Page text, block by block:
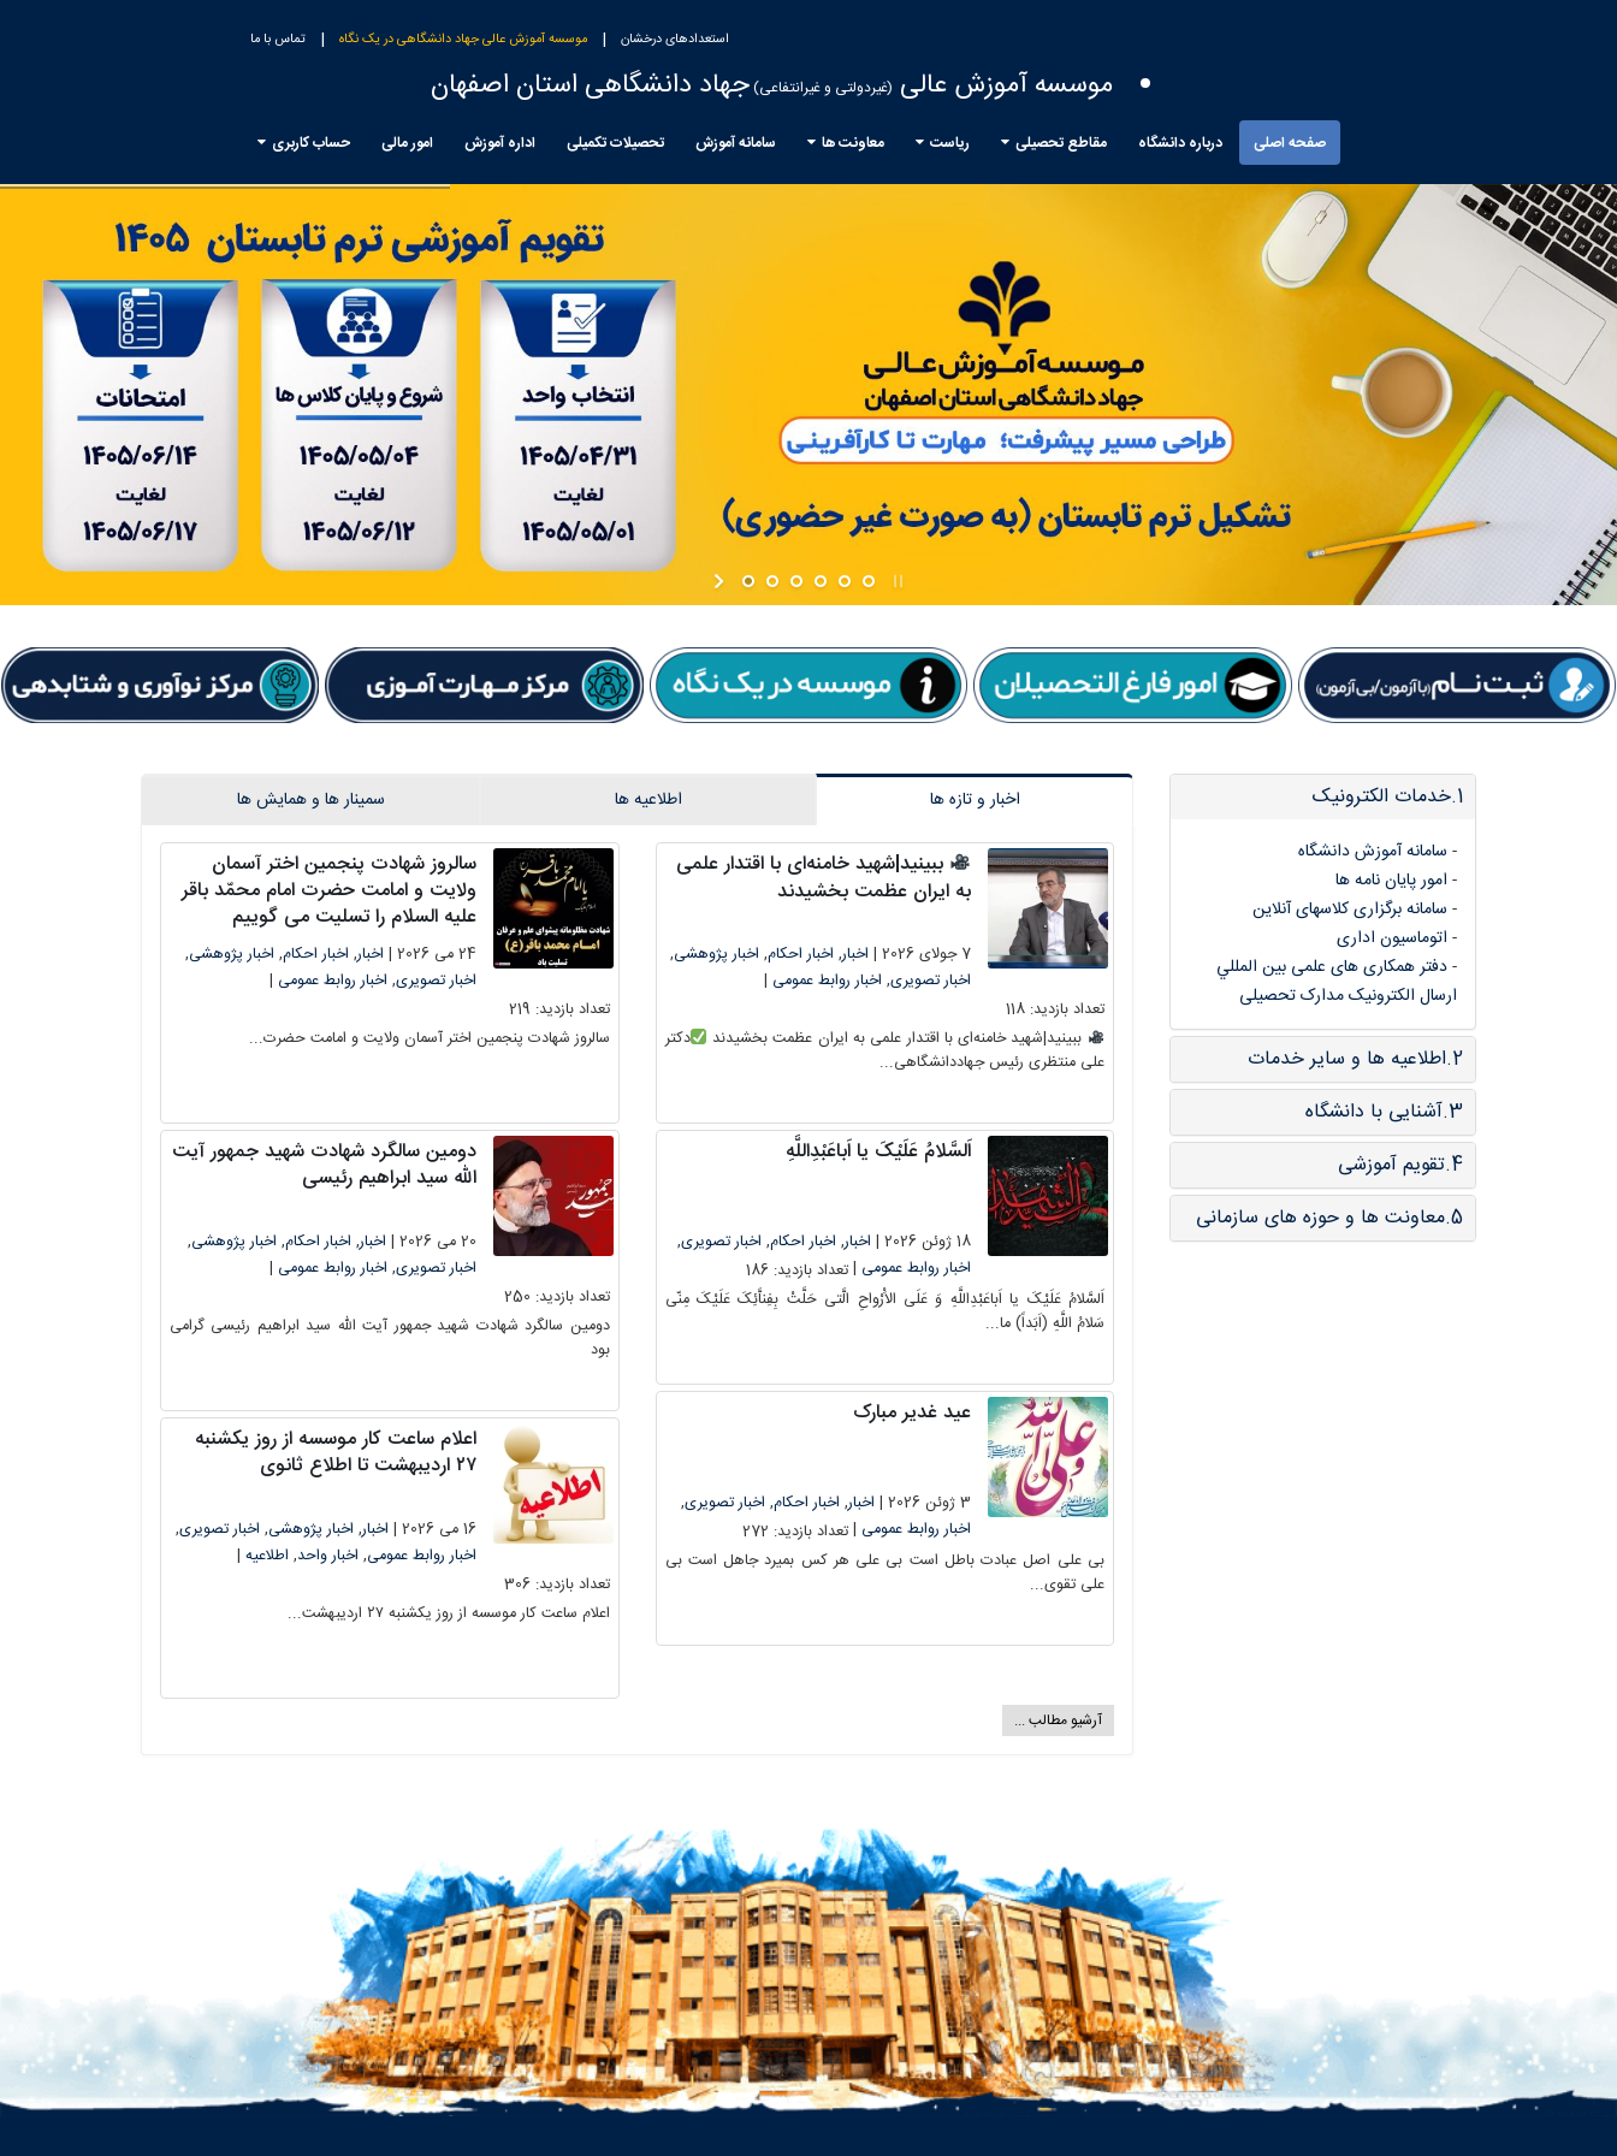
استعدادهای درخشان | موسسه آموزش عالی جهاد دانشگاهی در یک نگاه | تماس با ما
موسسه آموزش عالی (غیردولتی و غیرانتفاعی) جهاد دانشگاهی استان اصفهان
صفحه اصلی درباره دانشگاه مقاطع تحصیلی ریاست معاونت ها سامانه آموزش تحصیلات تکمیلی اداره آموزش امور مالی حساب کاربری
اخبار و تازه ها اطلاعیه ها سمینار ها و همایش ها
ببینید|شهید خامنه‌ای با اقتدار علمی
به ایران عظمت بخشیدند
7 جولای 2026 | اخبار, اخبار احکام, اخبار پژوهشی,
اخبار تصویری, اخبار روابط عمومی |
تعداد بازدید: 118
ببینید|شهید خامنه‌ای با اقتدار علمی به ایران عظمت بخشیدند
دکتر
علی منتظری رئیس جهاددانشگاهی...
اَلسَّلامُ عَلَیْکَ یا اَباعَبْدِاللَّهِ
18 ژوئن 2026 | اخبار, اخبار احکام, اخبار تصویری,
اخبار روابط عمومی |تعداد بازدید: 186
اَلسَّلامُ عَلَیْکَ یا اَباعَبْدِاللَّهِ وَ عَلَى الاَْرْواحِ الَّتى حَلَّتْ بِفِناَّئِکَ عَلَیْکَ مِنّى
سَلامُ اللَّهِ (اَبَداً) ما...
عید غدیر مبارک
3 ژوئن 2026 | اخبار, اخبار احکام, اخبار تصویری,
اخبار روابط عمومی |تعداد بازدید: 272
بی علی اصل عبادت باطل است بی علی هر کس بمیرد جاهل است بی
علی تقوی...
سالروز شهادت پنجمین اختر آسمان
ولایت و امامت حضرت امام محمّد باقر
علیه السلام را تسلیت می گوییم
24 می 2026 | اخبار, اخبار احکام, اخبار پژوهشی,
اخبار تصویری, اخبار روابط عمومی |
تعداد بازدید: 219
سالروز شهادت پنجمین اختر آسمان ولایت و امامت حضرت...
دومین سالگرد شهادت شهید جمهور آیت
الله سید ابراهیم رئیسی
20 می 2026 | اخبار, اخبار احکام, اخبار پژوهشی,
اخبار تصویری, اخبار روابط عمومی |
تعداد بازدید: 250
دومین سالگرد شهادت شهید جمهور آیت الله سید ابراهیم رئیسی گرامی
بود
اعلام ساعت کار موسسه از روز یکشنبه
۲۷ اردیبهشت تا اطلاع ثانوی
16 می 2026 | اخبار, اخبار پژوهشی, اخبار تصویری,
اخبار روابط عمومی, اخبار واحد, اطلاعیه |
تعداد بازدید: 306
اعلام ساعت کار موسسه از روز یکشنبه ۲۷ اردیبهشت...
آرشیو مطالب ...
1.خدمات الکترونیک
- سامانه آموزش دانشگاه
- امور پایان نامه ها
- سامانه برگزاری کلاسهای آنلاین
- اتوماسیون اداری
-دفتر همکاری های علمی بین المللي
ارسال الکترونیک مدارک تحصیلی
2.اطلاعیه ها و سایر خدمات
3.آشنایی با دانشگاه
4.تقویم آموزشی
5.معاونت ها و حوزه های سازمانی